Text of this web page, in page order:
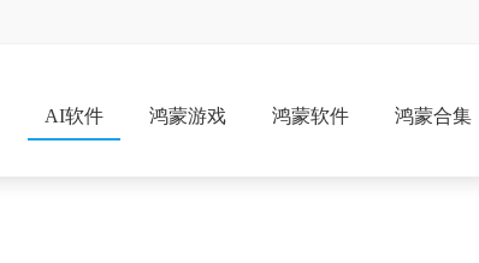
AI软件 鸿蒙游戏 鸿蒙软件 鸿蒙合集